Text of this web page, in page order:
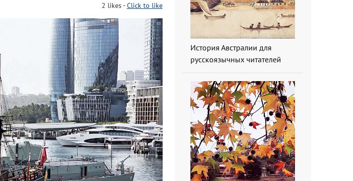
2 likes-Click to like
История Австралии для
русскоязычных читателей